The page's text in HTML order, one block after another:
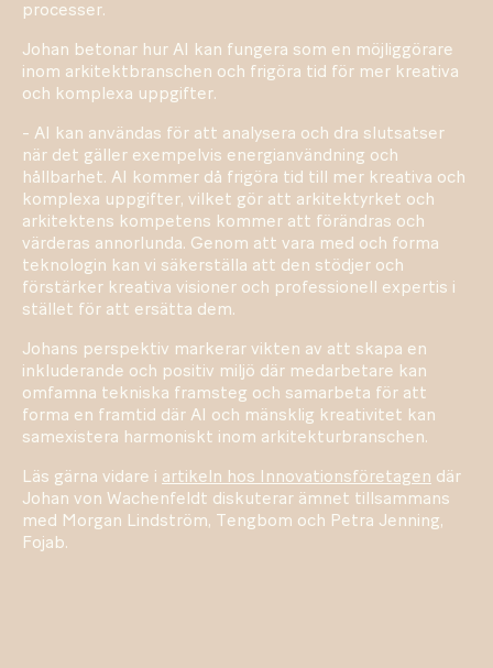
processer.
Johan betonar hur AI kan fungera som en möjliggörare
inom arkitektbranschen och frigöra tid för mer kreativa
och komplexa uppgifter.
- AI kan användas för att analysera och dra slutsatser
när det gäller exempelvis energianvändning och
hållbarhet. AI kommer då frigöra tid till mer kreativa och
komplexa uppgifter, vilket gör att arkitektyrket och
arkitektens kompetens kommer att förändras och
värderas annorlunda. Genom att vara med och forma
teknologin kan vi säkerställa att den stödjer och
förstärker kreativa visioner och professionell expertis i
stället för att ersätta dem.
Johans perspektiv markerar vikten av att skapa en
inkluderande och positiv miljö där medarbetare kan
omfamna tekniska framsteg och samarbeta för att
forma en framtid där AI och mänsklig kreativitet kan
samexistera harmoniskt inom arkitekturbranschen.
Läs gärna vidare i artikeln hos Innovationsföretagen där
Johan von Wachenfeldt diskuterar ämnet tillsammans
med Morgan Lindström, Tengbom och Petra Jenning,
Fojab.